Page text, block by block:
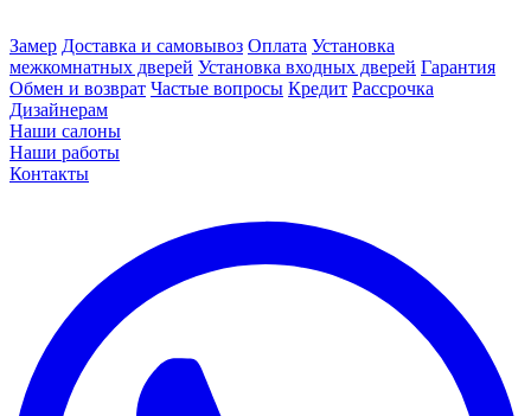
Замер Доставка и самовывоз Оплата Установка
межкомнатных дверей Установка входных дверей Гарантия
Обмен и возврат Частые вопросы Кредит Рассрочка
Дизайнерам
Наши салоны
Наши работы
Контакты